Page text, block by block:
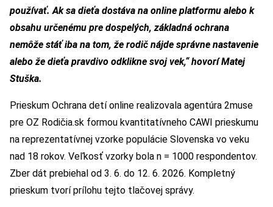
používať. Ak sa dieťa dostáva na online platformu alebo k
obsahu určenému pre dospelých, základná ochrana
nemôže stáť iba na tom, že rodič nájde správne nastavenie
alebo že dieťa pravdivo odklikne svoj vek,“ hovorí Matej
Stuška.
Prieskum Ochrana detí online realizovala agentúra 2muse
pre OZ Rodičia.sk formou kvantitatívneho CAWI prieskumu
na reprezentatívnej vzorke populácie Slovenska vo veku
nad 18 rokov. Veľkosť vzorky bola n = 1000 respondentov.
Zber dát prebiehal od 3. 6. do 12. 6. 2026. Kompletný
prieskum tvorí prílohu tejto tlačovej správy.